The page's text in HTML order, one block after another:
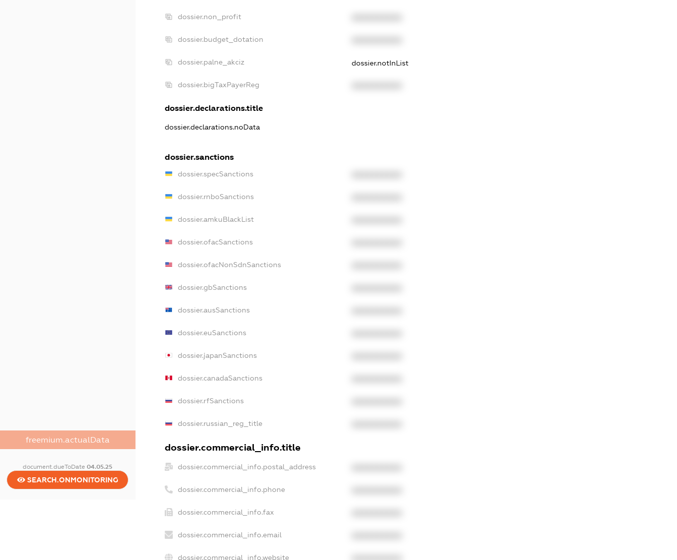
freemium.actualData
document.dueToDate04.05.25
SEARCH.ONMONITORING
dossier.non_profit
dossier.budget_dotation
dossier.palne_akciz dossier.notInList
dossier.bigTaxPayerReg
dossier.declarations.title
dossier.declarations.noData
dossier.sanctions
dossier.specSanctions
dossier.rnboSanctions
dossier.amkuBlackList
dossier.ofacSanctions
dossier.ofacNonSdnSanctions
dossier.gbSanctions
dossier.ausSanctions
dossier.euSanctions
dossier.japanSanctions
dossier.canadaSanctions
dossier.rfSanctions
dossier.russian_reg_title
dossier.commercial_info.title
dossier.commercial_info.postal_address
dossier.commercial_info.phone
dossier.commercial_info.fax
dossier.commercial_info.email
dossier.commercial_info.website